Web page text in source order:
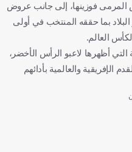
فوزينها، إلى جانب عروض
بما حققه المنتخب في أولى
لكأس العالم.
التي أظهرها لاعبو الرأس الأخضر،
الإفريقية والعالمية بأدائهم